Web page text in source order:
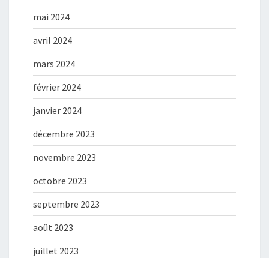
mai 2024
avril 2024
mars 2024
février 2024
janvier 2024
décembre 2023
novembre 2023
octobre 2023
septembre 2023
août 2023
juillet 2023